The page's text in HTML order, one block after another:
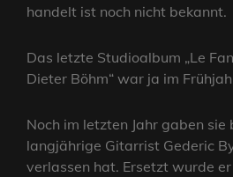
handelt ist noch nicht bekannt.
Das letzte Studioalbum „Le
Dieter Böhm“ war ja im
Noch im letzten Jahr gaben
langjährige Gitarrist Gederic
verlassen hat. Ersetzt wurde